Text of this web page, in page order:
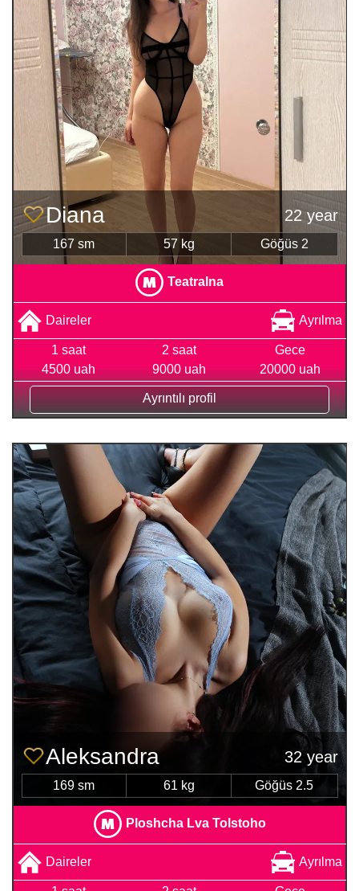
Diana 22 year
167 sm 57 kg Göğüs 2
Teatralna
Daireler Ayrılma
1 saat
4500 uah
2 saat
9000 uah
Gece
20000 uah
Ayrıntılı profil
Aleksandra 32 year
169 sm 61 kg Göğüs 2.5
Ploshcha Lva Tolstoho
Daireler Ayrılma